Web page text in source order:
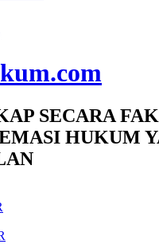
SECARA
HUKUM